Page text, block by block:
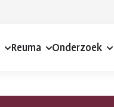
Reuma Onderzoek